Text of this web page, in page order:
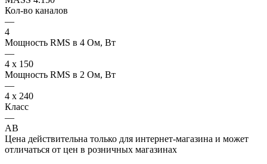
Кол-во каналов
—
4
Мощность RMS в 4 Ом, Вт
—
4 x 150
Мощность RMS в 2 Ом, Вт
—
4 x 240
Класс
—
AB
Цена действительна только для интернет-магазина и может
отличаться от цен в розничных магазинах